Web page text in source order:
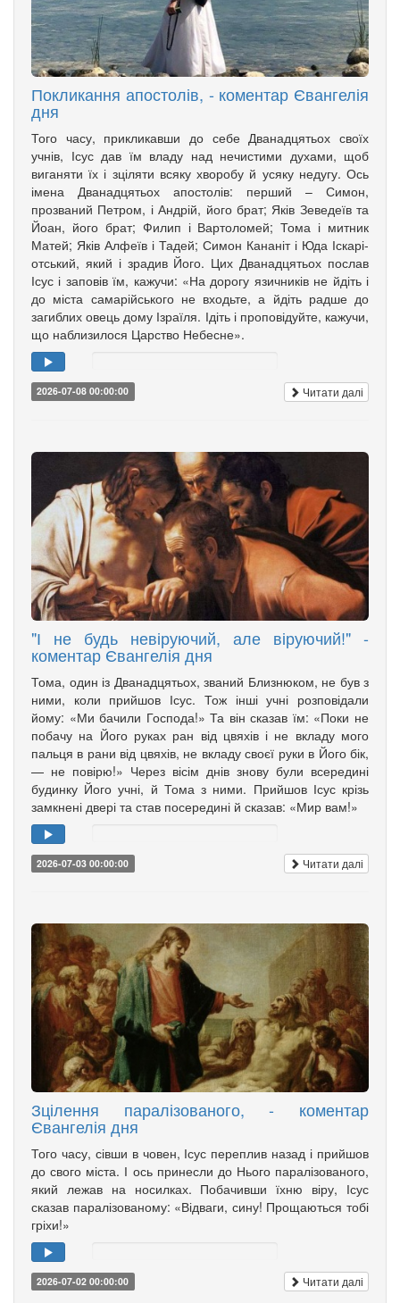
Покликання апостолів, - коментар Євангелія
дня
Того часу, прикликавши до себе Дванадцятьох своїх
учнів, Ісус дав їм владу над нечистими духами, щоб
вига­няти їх і зціляти всяку хворобу й усяку недугу. Ось
імена Дванадцятьох апо­столів: перший – Симон,
прозваний Петром, і Андрій, його брат; Яків Зе­­ведеїв та
Йоан, його брат; Филип і Вартоломей; Тома і мит­ник
Матей; Яків Алфеїв і Та­дей; Симон Кананіт і Юда Іска­рі­
от­ський, який і зрадив Його. Цих Дванадцятьох послав
Ісус і заповів їм, кажучи: «На дорогу язич­ників не йдіть і
до міста самарійського не входьте, а йдіть радше до
загиблих овець дому Ізраїля. Ідіть і проповідуйте, кажучи,
що наблизилося Царство Небесне».
2026-07-08 00:00:00 Читати далі
"І не будь невіруючий, але віруючий!" -
коментар Євангелія дня
Тома, один із Дванадцятьох, званий Близнюком, не був з
ними, коли прийшов Ісус. Тож інші учні розповідали
йому: «Ми бачили Господа!» Та він сказав їм: «Поки не
побачу на Його руках ран від цвяхів і не вкладу мого
пальця в рани від цвяхів, не вкладу своєї руки в Його бік,
— не повірю!» Через вісім днів знову були всередині
будинку Його учні, й Тома з ними. Прийшов Ісус крізь
замкнені двері та став посередині й сказав: «Мир вам!»
2026-07-03 00:00:00 Читати далі
Зцілення паралізованого, - коментар
Євангелія дня
Того часу, сівши в човен, Ісус переплив назад і прийшов
до свого міста. І ось принесли до Нього паралізованого,
який лежав на носилках. Побачивши їхню віру, Ісус
сказав паралізованому: «Відваги, сину! Прощаються тобі
гріхи!»
2026-07-02 00:00:00 Читати далі